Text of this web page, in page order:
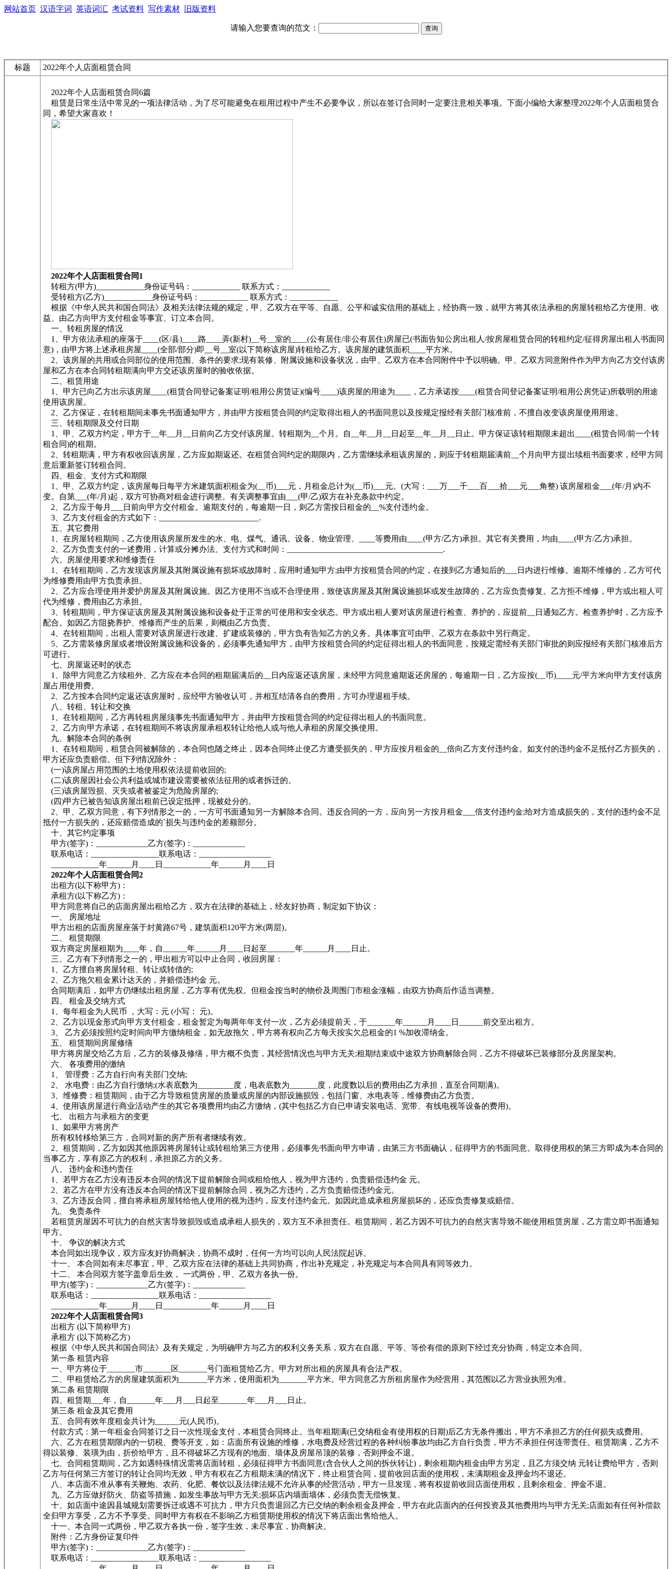
网站首页 汉语字词 英语词汇 考试资料 写作素材 旧版资料
请输入您要查询的范文：
标题 2022年个人店面租赁合同
2022年个人店面租赁合同6篇
租赁是日常生活中常见的一项法律活动，为了尽可能避免在租用过程中产生不必要争议，所以在签订合同时一定要注意相关事项。下面小编给大家整理2022年个人店面租赁合
同，希望大家喜欢！
2022年个人店面租赁合同1
转租方(甲方)____________身份证号码：____________ 联系方式：____________
受转租方(乙方)____________身份证号码：____________ 联系方式：____________
根据《中华人民共和国合同法》及相关法律法规的规定，甲、乙双方在平等、自愿、公平和诚实信用的基础上，经协商一致，就甲方将其依法承租的房屋转租给乙方使用、收
益、由乙方向甲方支付租金等事宜、订立本合同。
一、转租房屋的情况
1、甲方依法承租的座落于____(区/县)____路____弄(新村)__号__室的____(公有居住/非公有居住)房屋已(书面告知公房出租人/按房屋租赁合同的转租约定/征得房屋出租人书面同
意)，由甲方将上述承租房屋____(全部/部分)即__号__室(以下简称该房屋)转租给乙方。该房屋的建筑面积____平方米。
2、该房屋的共用或合同部位的使用范围、条件的要求;现有装修、附属设施和设备状况，由甲、乙双方在本合同附件中予以明确。甲、乙双方同意附件作为甲方向乙方交付该房
屋和乙方在本合同转租期满向甲方交还该房屋时的验收依据。
二、租赁用途
1、甲方已向乙方出示该房屋____(租赁合同登记备案证明/租用公房赁证)(编号____)该房屋的用途为____，乙方承诺按____(租赁合同登记备案证明/租用公房凭证)所载明的用途
使用该房屋。
2、乙方保证，在转租期间未事先书面通知甲方，并由甲方按租赁合同的约定取得出租人的书面同意以及按规定报经有关部门核准前，不擅自改变该房屋使用用途。
三、转租期限及交付日期
1、甲、乙双方约定，甲方于__年__月__日前向乙方交付该房屋。转租期为__个月。自__年__月__日起至__年__月__日止。甲方保证该转租期限未超出____(租赁合同/前一个转
租合同)的租期。
2、转租期满，甲方有权收回该房屋，乙方应如期返还。在租赁合同约定的期限内，乙方需继续承租该房屋的，则应于转租期届满前__个月向甲方提出续租书面要求，经甲方同
意后重新签订转租合同。
四、租金、支付方式和期限
1、甲、乙双方约定，该房屋每日每平方米建筑面积租金为(__币)___元，月租金总计为(__币)___元。(大写：___万___千___百___拾___元___角整) 该房屋租金___(年/月)内不
变。自第___(年/月)起，双方可协商对租金进行调整。有关调整事宜由___(甲/乙)双方在补充条款中约定。
2、乙方应于每月___日前向甲方交付租金。逾期支付的，每逾期一日，则乙方需按日租金的__%支付违约金。
3、乙方支付租金的方式如下：_________________________.
五、其它费用
1、在房屋转租期间，乙方使用该房屋所发生的水、电、煤气、通讯、设备、物业管理、____等费用由____(甲方/乙方)承担。其它有关费用，均由____(甲方/乙方)承担。
2、乙方负责支付的一述费用，计算或分摊办法、支付方式和时间：_______________________________________.
六、房屋使用要求和维修责任
1、在转租期间，乙方发现该房屋及其附属设施有损坏或故障时，应用时通知甲方;由甲方按租赁合同的约定，在接到乙方通知后的___日内进行维修。逾期不维修的，乙方可代
为维修费用由甲方负责承担。
2、乙方应合理使用并爱护房屋及其附属设施。因乙方使用不当或不合理使用，致使该房屋及其附属设施损坏或发生故障的，乙方应负责修复。乙方拒不维修，甲方或出租人可
代为维修，费用由乙方承担。
3、转租期间，甲方保证该房屋及其附属设施和设备处于正常的可使用和安全状态。甲方或出租人要对该房屋进行检查、养护的，应提前__日通知乙方。检查养护时，乙方应予
配合。如因乙方阻挠养护、维修而产生的后果，则概由乙方负责。
4、在转租期间，出租人需要对该房屋进行改建、扩建或装修的，甲方负有告知乙方的义务。具体事宜可由甲、乙双方在条款中另行商定。
5、乙方需装修房屋或者增设附属设施和设备的，必须事先通知甲方，由甲方按租赁合同的约定征得出租人的书面同意，按规定需经有关部门审批的则应报经有关部门核准后方
可进行。
七、房屋返还时的状态
1、除甲方同意乙方续租外、乙方应在本合同的租期届满后的__日内应返还该房屋，未经甲方同意逾期返还房屋的，每逾期一日，乙方应按(__币)____元/平方米向甲方支付该房
屋占用使用费。
2、乙方按本合同约定返还该房屋时，应经甲方验收认可，并相互结清各自的费用，方可办理退租手续。
八、转租、转让和交换
1、在转租期间，乙方再转租房屋须事先书面通知甲方，并由甲方按租赁合同的约定征得出租人的书面同意。
2、乙方向甲方承诺，在转租期间不将该房屋承租权转让给他人或与他人承租的房屋交换使用。
九、解除本合同的条例
1、在转租期间，租赁合同被解除的，本合同也随之终止，因本合同终止使乙方遭受损失的，甲方应按月租金的__倍向乙方支付违约金。如支付的违约金不足抵付乙方损失的，
甲方还应负责赔偿。但下列情况除外：
(一)该房屋占用范围的土地使用权依法提前收回的;
(二)该房屋因社会公共利益或城市建设需要被依法征用的或者拆迁的。
(三)该房屋毁损、灭失或者被鉴定为危险房屋的;
(四)甲方已被告知该房屋出租前已设定抵押，现被处分的。
2、甲、乙双方同意，有下列情形之一的，一方可书面通知另一方解除本合同。违反合同的一方，应向另一方按月租金___倍支付违约金;给对方造成损失的，支付的违约金不足
抵付一方损失的，还应赔偿造成的`损失与违约金的差额部分。
十、其它约定事项
甲方(签字)：_____________乙方(签字)：_____________
联系电话：_________________联系电话：__________________
____________年______月____日____________年______月____日
2022年个人店面租赁合同2
出租方(以下称甲方)：
承租方(以下称乙方)：
甲方同意将自己的店面房屋出租给乙方，双方在法律的基础上，经友好协商，制定如下协议：
一、 房屋地址
甲方出租的店面房屋座落于封黄路67号，建筑面积120平方米(两层)。
二、 租赁期限
双方商定房屋租期为____年，自______年______月____日起至_______年______月____日止。
三、乙方有下列情形之一的，甲出租方可以中止合同，收回房屋：
1、乙方擅自将房屋转租、转让或转借的;
2、乙方拖欠租金累计达天的，并赔偿违约金 元。
合同期满后，如甲方仍继续出租房屋，乙方享有优先权。但租金按当时的物价及周围门市租金涨幅，由双方协商后作适当调整。
四、 租金及交纳方式
1、每年租金为人民币 ，大写：元 (小写： 元)。
2、乙方以现金形式向甲方支付租金，租金暂定为每两年年支付一次，乙方必须提前天，于_______年______月____日______前交至出租方。
3、 乙方必须按照约定时间向甲方缴纳租金，如无故拖欠，甲方将有权向乙方每天按实欠总租金的1 %加收滞纳金。
五、 租赁期间房屋修缮
甲方将房屋交给乙方后，乙方的装修及修缮，甲方概不负责，其经营情况也与甲方无关;租期结束或中途双方协商解除合同，乙方不得破坏已装修部分及房屋架构。
六、 各项费用的缴纳
1、 管理费：乙方自行向有关部门交纳;
2、 水电费：由乙方自行缴纳;(水表底数为_________度，电表底数为_______度，此度数以后的费用由乙方承担，直至合同期满)。
3、维修费：租赁期间，由于乙方导致租赁房屋的质量或房屋的内部设施损毁，包括门窗、水电表等，维修费由乙方负责。
4、使用该房屋进行商业活动产生的其它各项费用均由乙方缴纳，(其中包括乙方自已申请安装电话、宽带、有线电视等设备的费用)。
七、 出租方与承租方的变更
1、如果甲方将房产
所有权转移给第三方，合同对新的房产所有者继续有效。
2、租赁期间，乙方如因其他原因将房屋转让或转租给第三方使用，必须事先书面向甲方申请，由第三方书面确认，征得甲方的书面同意。取得使用权的第三方即成为本合同的
当事乙方，享有原乙方的权利，承担原乙方的义务。
八、 违约金和违约责任
1、若甲方在乙方没有违反本合同的情况下提前解除合同或租给他人，视为甲方违约，负责赔偿违约金 元。
2、若乙方在甲方没有违反本合同的情况下提前解除合同，视为乙方违约，乙方负责赔偿违约金元。
3、乙方违反合同，擅自将承租房屋转给他人使用的视为违约，应支付违约金元。如因此造成承租房屋损坏的，还应负责修复或赔偿。
九、 免责条件
若租赁房屋因不可抗力的自然灾害导致损毁或造成承租人损失的，双方互不承担责任。租赁期间，若乙方因不可抗力的自然灾害导致不能使用租赁房屋，乙方需立即书面通知
甲方。
十、 争议的解决方式
本合同如出现争议，双方应友好协商解决，协商不成时，任何一方均可以向人民法院起诉。
十一、 本合同如有未尽事宜，甲、乙双方应在法律的基础上共同协商，作出补充规定，补充规定与本合同具有同等效力。
十二、 本合同双方签字盖章后生效， 一式两份，甲、乙双方各执一份。
甲方(签字)：_____________乙方(签字)：_____________
联系电话：_________________联系电话：__________________
____________年______月____日____________年______月____日
2022年个人店面租赁合同3
出租方 (以下简称甲方)
承租方 (以下简称乙方)
根据《中华人民共和国合同法》及有关规定，为明确甲方与乙方的权利义务关系，双方在自愿、平等、等价有偿的原则下经过充分协商，特定立本合同。
第一条 租赁内容
一、甲方将位于_______市_______区_______号门面租赁给乙方。甲方对所出租的房屋具有合法产权。
二、甲租赁给乙方的房屋建筑面积为_______平方米，使用面积为_______平方米。甲方同意乙方所租房屋作为经营用，其范围以乙方营业执照为准。
第二条 租赁期限
四、租赁期___年，自_______年___月___日起至_______年___月___日止。
第三条 租金及其它费用
五、合同有效年度租金共计为______元(人民币)。
付款方式：第一年租金合同签订之日一次性现金支付，本租赁合同终止。当年租期满(已交纳租金有使用权的日期)后乙方无条件搬出，甲方不承担乙方的任何损失或费用。
六、乙方在租赁期限内的一切税、费等开支，如：店面所有设施的维修，水电费及经营过程的各种纠纷事故均由乙方自行负责，甲方不承担任何连带责任。租赁期满，乙方不
得以装修、装璜为由，折价给甲方，且不得破坏乙方现有的地面、墙体及房屋吊顶的装修，否则押金不退。
七、合同租赁期间，乙方如遇特殊情况需将店面转租，必须征得甲方书面同意(含合伙人之间的拆伙转让)，剩余租期内租金由甲方另定，且乙方须交纳 元转让费给甲方，否则
乙方与任何第三方签订的转让合同均无效，甲方有权在乙方租期未满的情况下，终止租赁合同，提前收回店面的使用权，未满期租金及押金均不退还。
八、本店面不准从事有关鞭炮、农药、化肥、餐饮以及法律法规不允许从事的经营活动，甲方一旦发现，将有权提前收回店面使用权，且剩余租金、押金不退。
九、乙方应做好防火、防盗等措施，如发生事故与甲方无关;损坏店内墙面墙体，必须负责无偿恢复。
十、如店面中途因县城规划需要拆迁或遇不可抗力，甲方只负责退回乙方已交纳的剩余租金及押金，甲方在此店面内的任何投资及其他费用均与甲方无关;店面如有任何补偿款
全归甲方享受，乙方不予享受。同时甲方有权在不影响乙方租赁期使用权的情况下将店面出售给他人。
十一、本合同一式两份，甲乙双方各执一份，签字生效，未尽事宜，协商解决。
附件：乙方身份证复印件
甲方(签字)：_____________乙方(签字)：_____________
联系电话：_________________联系电话：__________________